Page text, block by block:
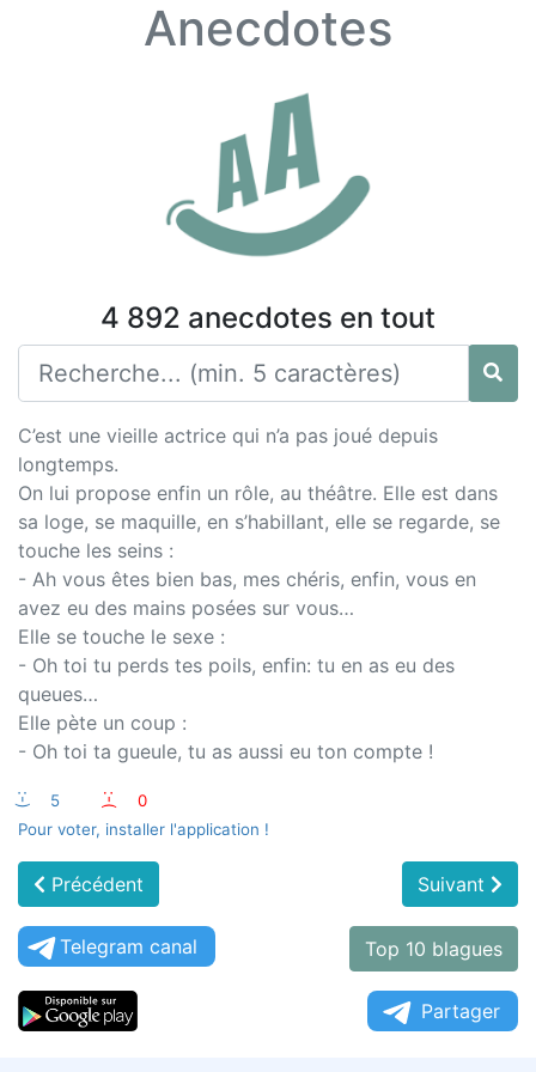
Anecdotes
4 892 anecdotes en tout
C’est une vieille actrice qui n’a pas joué depuis
longtemps.
On lui propose enfin un rôle, au théâtre. Elle est dans
sa loge, se maquille, en s’habillant, elle se regarde, se
touche les seins :
- Ah vous êtes bien bas, mes chéris, enfin, vous en
avez eu des mains posées sur vous…
Elle se touche le sexe :
- Oh toi tu perds tes poils, enfin: tu en as eu des
queues…
Elle pète un coup :
- Oh toi ta gueule, tu as aussi eu ton compte !
:-) 5 :-(
0
Pour voter, installer l'application !
Précédent Suivant
Telegram canal Top 10 blagues
Partager